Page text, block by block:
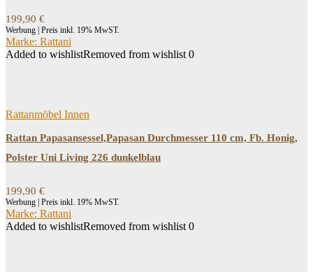
199,90 €
Werbung | Preis inkl. 19% MwST.
Marke: Rattani
Added to wishlistRemoved from wishlist 0
Rattanmöbel Innen
Rattan Papasansessel,Papasan Durchmesser 110 cm, Fb. Honig,
Polster Uni Living 226 dunkelblau
199,90 €
Werbung | Preis inkl. 19% MwST.
Marke: Rattani
Added to wishlistRemoved from wishlist 0